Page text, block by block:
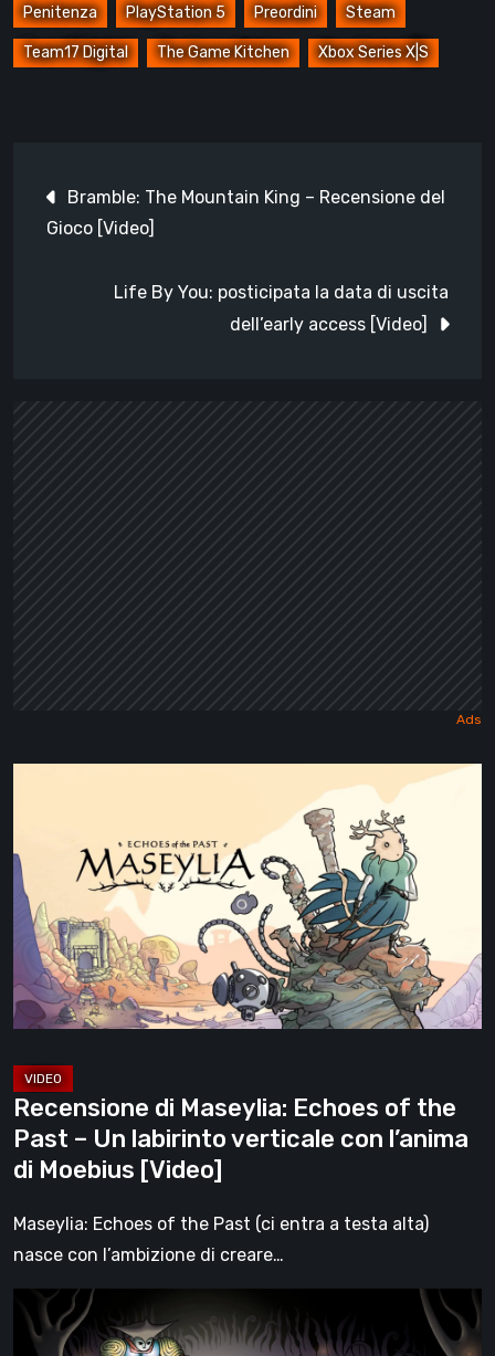
Penitenza PlayStation 5 Preordini Steam
Team17 Digital The Game Kitchen Xbox Series X|S
articoli
Bramble: The Mountain King – Recensione del
Gioco [Video]
Life By You: posticipata la data di uscita
dell’early access [Video]
Echoes
of
the
Past
–
Un
verticale
con
l’anima
di
Recensione di Maseylia: Echoes of the
Past – Un labirinto verticale con l’anima
di Moebius [Video]
Maseylia: Echoes of the Past (ci entra a testa alta)
nasce con l’ambizione di creare…
Cesto